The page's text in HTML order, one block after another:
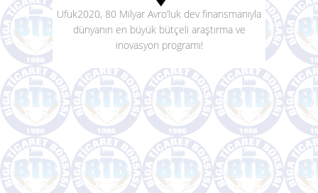
Ufuk2020, 80 Milyar Avro’luk dev finansmanıyla
dünyanın en büyük bütçeli araştırma ve
inovasyon programı!